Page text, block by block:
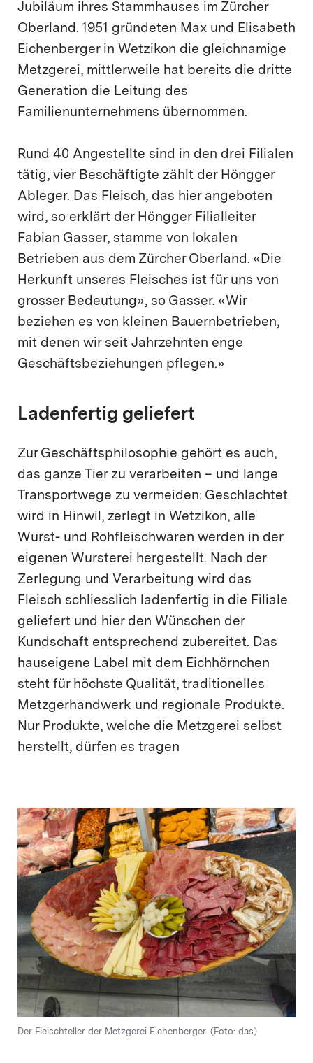
Jubiläum ihres Stammhauses im Zürcher
Oberland. 1951 gründeten Max und Elisabeth
Eichenberger in Wetzikon die gleichnamige
Metzgerei, mittlerweile hat bereits die dritte
Generation die Leitung des
Familienunternehmens übernommen.
Rund 40 Angestellte sind in den drei Filialen
tätig, vier Beschäftigte zählt der Höngger
Ableger. Das Fleisch, das hier angeboten
wird, so erklärt der Höngger Filialleiter
Fabian Gasser, stamme von lokalen
Betrieben aus dem Zürcher Oberland. «Die
Herkunft unseres Fleisches ist für uns von
grosser Bedeutung», so Gasser. «Wir
beziehen es von kleinen Bauernbetrieben,
mit denen wir seit Jahrzehnten enge
Geschäftsbeziehungen pflegen.»
Ladenfertig geliefert
Zur Geschäftsphilosophie gehört es auch,
das ganze Tier zu verarbeiten – und lange
Transportwege zu vermeiden: Geschlachtet
wird in Hinwil, zerlegt in Wetzikon, alle
Wurst- und Rohfleischwaren werden in der
eigenen Wursterei hergestellt. Nach der
Zerlegung und Verarbeitung wird das
Fleisch schliesslich ladenfertig in die Filiale
geliefert und hier den Wünschen der
Kundschaft entsprechend zubereitet. Das
hauseigene Label mit dem Eichhörnchen
steht für höchste Qualität, traditionelles
Metzgerhandwerk und regionale Produkte.
Nur Produkte, welche die Metzgerei selbst
herstellt, dürfen es tragen
Der Fleischteller der Metzgerei Eichenberger. (Foto: das)